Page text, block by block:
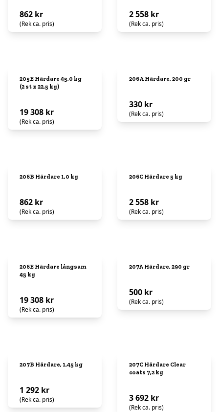
862 kr
(Rek ca. pris)
2 558 kr
(Rek ca. pris)
205E Härdare 45,0 kg
(2 st x 22,5 kg)
19 308 kr
(Rek ca. pris)
206A Härdare, 200 gr
330 kr
(Rek ca. pris)
206B Härdare 1,0 kg
862 kr
(Rek ca. pris)
206C Härdare 5 kg
2 558 kr
(Rek ca. pris)
206E Härdare långsam
45 kg
19 308 kr
(Rek ca. pris)
207A Härdare, 290 gr
500 kr
(Rek ca. pris)
207B Härdare, 1,45 kg
1 292 kr
(Rek ca. pris)
207C Härdare Clear
coats 7,2 kg
3 692 kr
(Rek ca. pris)